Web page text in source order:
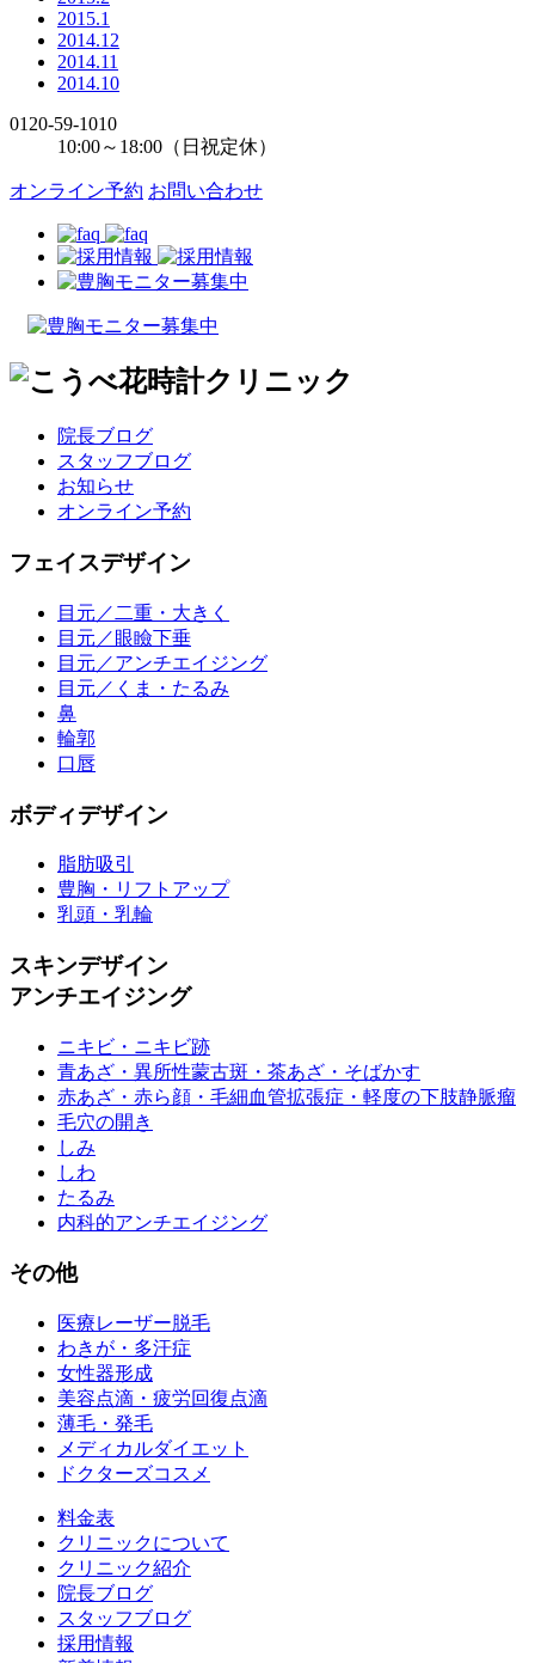
2015.1
2014.12
2014.11
2014.10
0120-59-1010
10:00～18:00（日祝定休）
オンライン予約 お問い合わせ
院長ブログ
スタッフブログ
お知らせ
オンライン予約
フェイスデザイン
目元／二重・大きく
目元／眼瞼下垂
目元／アンチエイジング
目元／くま・たるみ
鼻
輪郭
口唇
ボディデザイン
脂肪吸引
豊胸・リフトアップ
乳頭・乳輪
スキンデザイン
アンチエイジング
ニキビ・ニキビ跡
青あざ・異所性蒙古斑・茶あざ・そばかす
赤あざ・赤ら顔・毛細血管拡張症・軽度の下肢静脈瘤
毛穴の開き
しみ
しわ
たるみ
内科的アンチエイジング
その他
医療レーザー脱毛
わきが・多汗症
女性器形成
美容点滴・疲労回復点滴
薄毛・発毛
メディカルダイエット
ドクターズコスメ
料金表
クリニックについて
クリニック紹介
院長ブログ
スタッフブログ
採用情報